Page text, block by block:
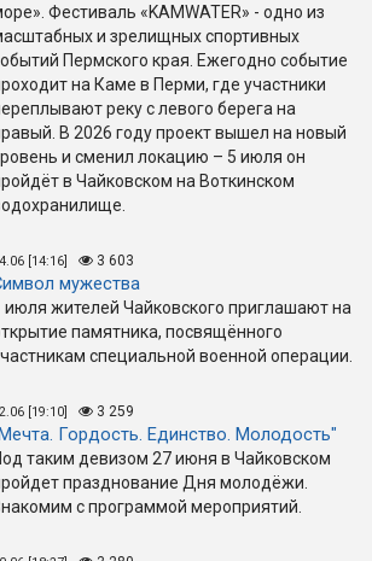
Фестиваль «KAMWATER» - одно из
и зрелищных спортивных
Пермского края. Ежегодно событие
на Каме в Перми, где участники
реку с левого берега на
В 2026 году проект вышел на новый
и сменил локацию – 5 июля он
в Чайковском на Воткинском
[14:16] 3 603
мужества
июля жителей Чайковского приглашают на
памятника, посвящённого
специальной военной операции.
[19:10] 3 259
Гордость. Единство. Молодость"
таким девизом 27 июня в Чайковском
празднование Дня молодёжи.
с программой мероприятий.